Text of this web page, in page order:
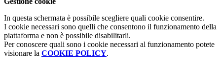
In questa schermata è possibile scegliere quali cookie consentire.
I cookie necessari sono quelli che consentono il funzionamento della
piattaforma e non è possibile disabilitarli.
Per conoscere quali sono i cookie necessari al funzionamento potete
visionare la COOKIE POLICY.